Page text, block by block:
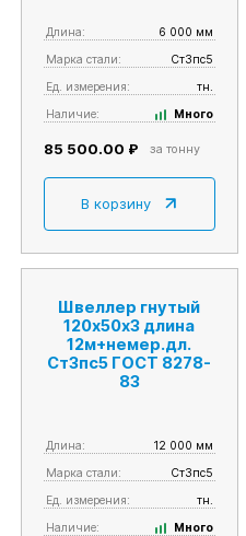
Длина:
6 000 мм
Марка стали:
Ст3пс5
Ед. измерения:
тн.
Наличие:
Много
85 500.00 ₽ за тонну
В корзину
Швеллер гнутый
120х50х3 длина
12м+немер.дл.
Ст3пс5 ГОСТ 8278-
83
Длина:
12 000 мм
Марка стали:
Ст3пс5
Ед. измерения:
тн.
Наличие:
Много